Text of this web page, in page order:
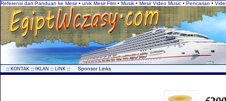
Referensi dan Panduan ke Mesir • unik Mesir Film • Musik • Mesir Video Music • Pencarian •
:: KONTAK :: IKLAN :: LINK :: Sponsor Links